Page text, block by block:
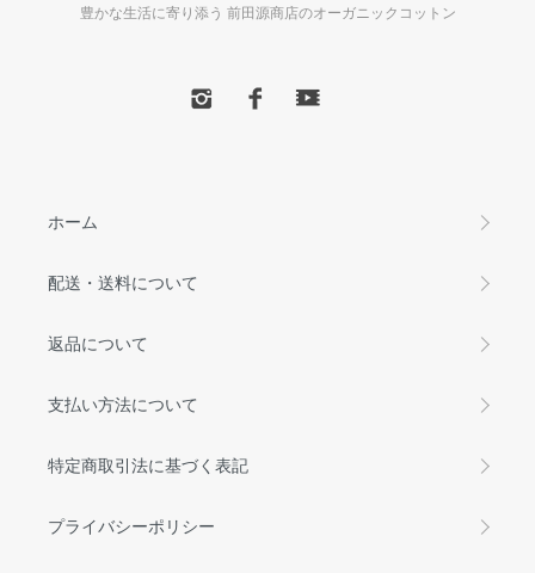
豊かな生活に寄り添う 前田源商店のオーガニックコットン
ホーム
配送・送料について
返品について
支払い方法について
特定商取引法に基づく表記
プライバシーポリシー